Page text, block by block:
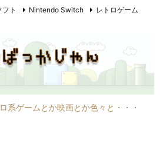
系ゲームとか映画とか色々と・・・
ト Nintendo Switch レトロゲーム